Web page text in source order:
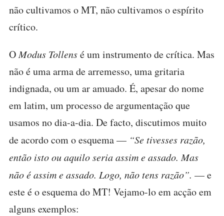
não cultivamos o MT, não cultivamos o espírito
crítico.
OModus Tollensé um instrumento de crítica. Mas
não é uma arma de arremesso, uma gritaria
indignada, ou um ar amuado. É, apesar do nome
em latim, um processo de argumentação que
usamos no dia-a-dia. De facto, discutimos muito
de acordo com o esquema — “Se tivesses razão,
então isto ou aquilo seria assim e assado. Mas
não é assim e assado. Logo, não tens razão”. — e
este é o esquema do MT! Vejamo-lo em acção em
alguns exemplos: